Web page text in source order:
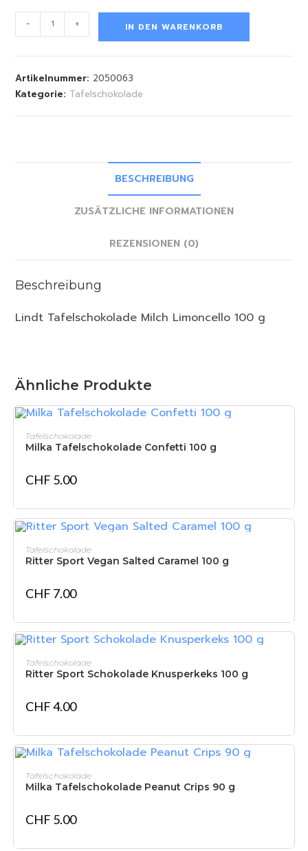
- + IN DEN WARENKORB
Artikelnummer: 2050063
Kategorie: Tafelschokolade
BESCHREIBUNG
ZUSÄTZLICHE INFORMATIONEN
REZENSIONEN (0)
Beschreibung
Lindt Tafelschokolade Milch Limoncello 100 g
Ähnliche Produkte
Tafelschokolade
Milka Tafelschokolade Confetti 100 g
CHF 5.00
Tafelschokolade
Ritter Sport Vegan Salted Caramel 100 g
CHF 7.00
Tafelschokolade
Ritter Sport Schokolade Knusperkeks 100 g
CHF4.00
Tafelschokolade
Milka Tafelschokolade Peanut Crips 90 g
CHF 5.00